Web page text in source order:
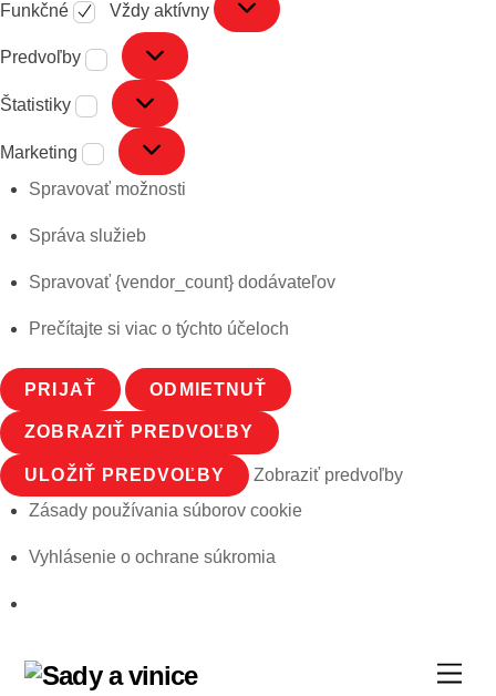
Funkčné
Funkčné
Vždy aktívny
Predvoľby
Predvoľby
Štatistiky
Štatistiky
Marketing
Marketing
Spravovať možnosti
Správa služieb
Spravovať {vendor_count} dodávateľov
Prečítajte si viac o týchto účeloch
PRIJAŤ ODMIETNUŤ
ZOBRAZIŤ PREDVOĽBY
ULOŽIŤ PREDVOĽBY
Zobraziť predvoľby
Zásady používania súborov cookie
Vyhlásenie o ochrane súkromia
Skip